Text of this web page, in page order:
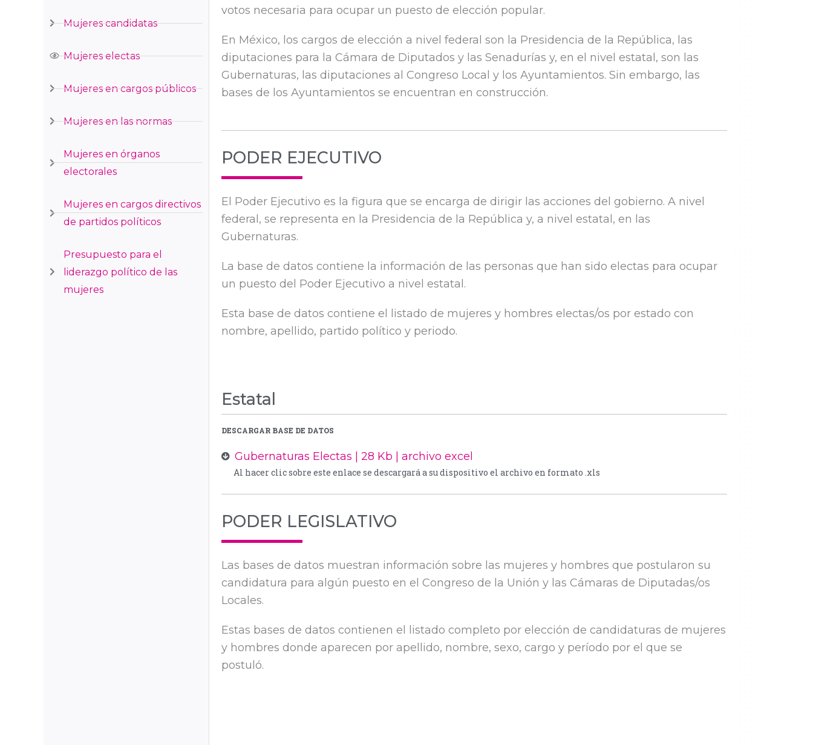
Mujeres candidatas
Mujeres electas
Mujeres en cargos públicos
Mujeres en las normas
Mujeres en órganos
electorales
Mujeres en cargos directivos
de partidos políticos
Presupuesto para el
liderazgo político de las
mujeres
votos necesaria para ocupar un puesto de elección popular.
En México, los cargos de elección a nivel federal son la Presidencia de la República, las
diputaciones para la Cámara de Diputados y las Senadurías y, en el nivel estatal, son las
Gubernaturas, las diputaciones al Congreso Local y los Ayuntamientos. Sin embargo, las
bases de los Ayuntamientos se encuentran en construcción.
PODER EJECUTIVO
El Poder Ejecutivo es la figura que se encarga de dirigir las acciones del gobierno. A nivel
federal, se representa en la Presidencia de la República y, a nivel estatal, en las
Gubernaturas.
La base de datos contiene la información de las personas que han sido electas para ocupar
un puesto del Poder Ejecutivo a nivel estatal.
Esta base de datos contiene el listado de mujeres y hombres electas/os por estado con
nombre, apellido, partido político y periodo.
Estatal
DESCARGAR BASE DE DATOS
Gubernaturas Electas | 28 Kb | archivo excel
Al hacer clic sobre este enlace se descargará a su dispositivo el archivo en formato .xls
PODER LEGISLATIVO
Las bases de datos muestran información sobre las mujeres y hombres que postularon su
candidatura para algún puesto en el Congreso de la Unión y las Cámaras de Diputadas/os
Locales.
Estas bases de datos contienen el listado completo por elección de candidaturas de mujeres
y hombres donde aparecen por apellido, nombre, sexo, cargo y período por el que se
postuló.